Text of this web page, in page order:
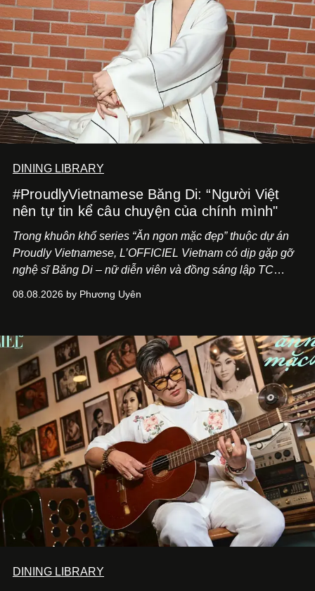
DINING LIBRARY
#ProudlyVietnamese Băng Di: “Người Việt
nên tự tin kể câu chuyện của chính mình"
Trong khuôn khổ series “Ăn ngon mặc đẹp” thuộc dự án
Proudly Vietnamese, L’OFFICIEL Vietnam có dịp gặp gỡ
nghệ sĩ Băng Di – nữ diễn viên và đồng sáng lập TC
Kitchen Bar và SALEM tại TP.HCM.
08.08.2026 by Phương Uyên
DINING LIBRARY